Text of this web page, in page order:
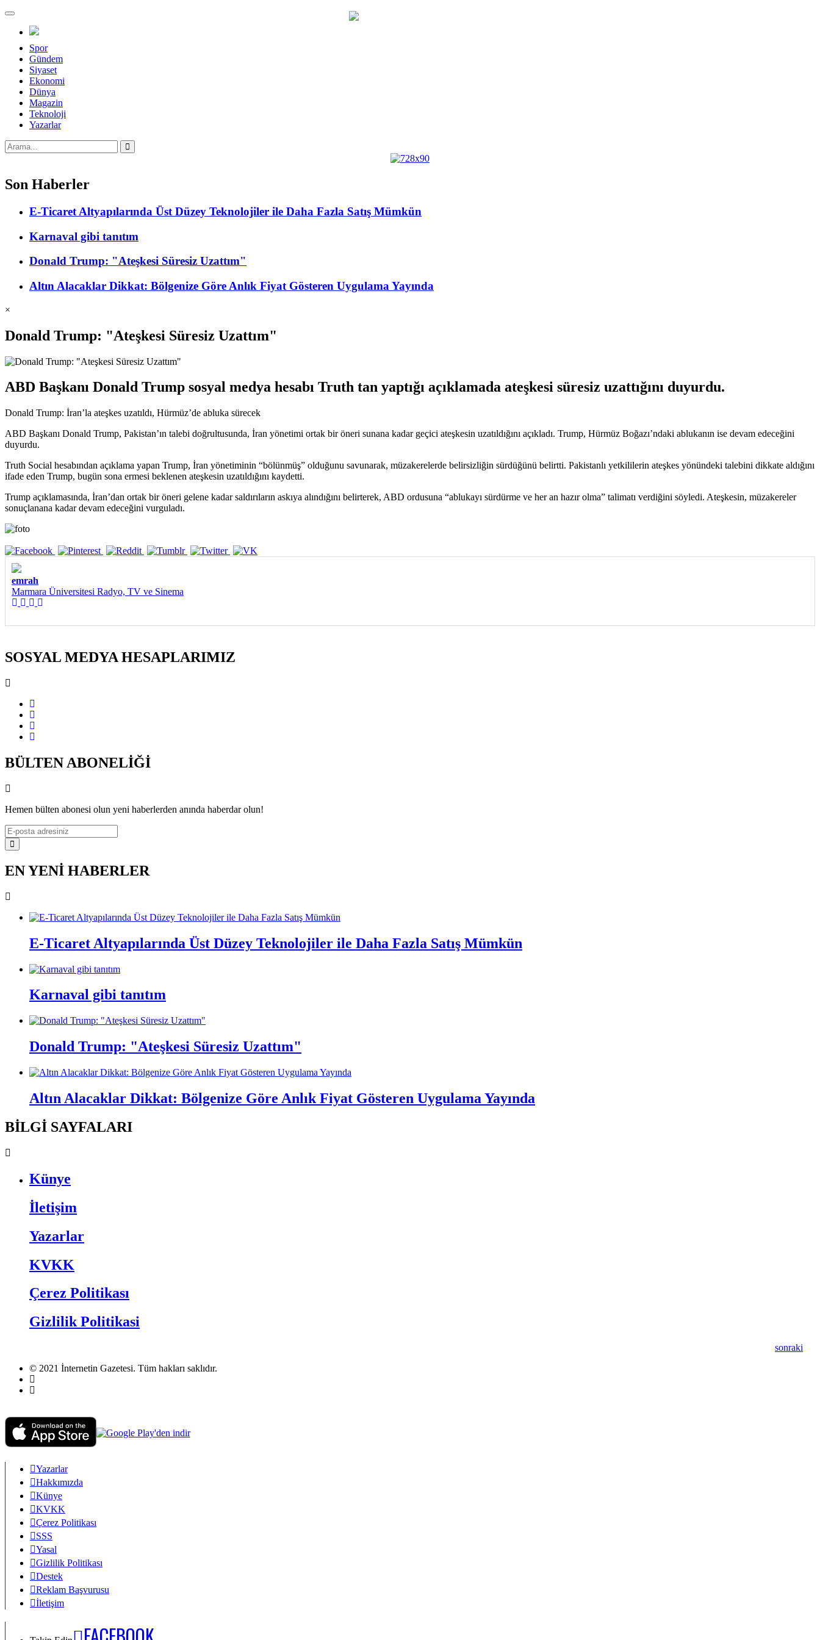
Menü
Spor
Gündem
Siyaset
Ekonomi
Dünya
Magazin
Teknoloji
Yazarlar
Son Haberler
E-Ticaret Altyapılarında Üst Düzey Teknolojiler ile Daha Fazla Satış Mümkün
Karnaval gibi tanıtım
Donald Trump: "Ateşkesi Süresiz Uzattım"
Altın Alacaklar Dikkat: Bölgenize Göre Anlık Fiyat Gösteren Uygulama Yayında
×
Donald Trump: "Ateşkesi Süresiz Uzattım"
ABD Başkanı Donald Trump sosyal medya hesabı Truth tan yaptığı açıklamada ateşkesi süresiz uzattığını duyurdu.
Donald Trump: İran’la ateşkes uzatıldı, Hürmüz’de abluka sürecek
ABD Başkanı Donald Trump, Pakistan’ın talebi doğrultusunda, İran yönetimi ortak bir öneri sunana kadar geçici ateşkesin uzatıldığını açıkladı. Trump, Hürmüz Boğazı’ndaki ablukanın ise devam edeceğini
duyurdu.
Truth Social hesabından açıklama yapan Trump, İran yönetiminin “bölünmüş” olduğunu savunarak, müzakerelerde belirsizliğin sürdüğünü belirtti. Pakistanlı yetkililerin ateşkes yönündeki talebini dikkate aldığını
ifade eden Trump, bugün sona ermesi beklenen ateşkesin uzatıldığını kaydetti.
Trump açıklamasında, İran’dan ortak bir öneri gelene kadar saldırıların askıya alındığını belirterek, ABD ordusuna “ablukayı sürdürme ve her an hazır olma” talimatı verdiğini söyledi. Ateşkesin, müzakereler
sonuçlanana kadar devam edeceğini vurguladı.
emrah
Marmara Üniversitesi Radyo, TV ve Sinema
SOSYAL MEDYA HESAPLARIMIZ
BÜLTEN ABONELİĞİ
Hemen bülten abonesi olun yeni haberlerden anında haberdar olun!
EN YENİ HABERLER
E-Ticaret Altyapılarında Üst Düzey Teknolojiler ile Daha Fazla Satış Mümkün
Karnaval gibi tanıtım
Donald Trump: "Ateşkesi Süresiz Uzattım"
Altın Alacaklar Dikkat: Bölgenize Göre Anlık Fiyat Gösteren Uygulama Yayında
BİLGİ SAYFALARI
Künye
İletişim
Yazarlar
KVKK
Çerez Politikası
Gizlilik Politikasi
sonraki
© 2021 İnternetin Gazetesi. Tüm hakları saklıdır.
Yazarlar
Hakkımızda
Künye
KVKK
Çerez Politikası
SSS
Yasal
Gizlilik Politikası
Destek
Reklam Başvurusu
İletişim